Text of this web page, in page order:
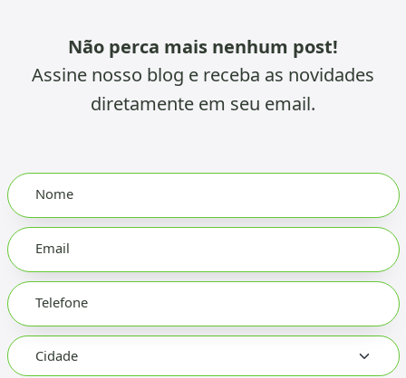
Não perca mais nenhum post!
Assine nosso blog e receba as novidades
diretamente em seu email.
Leave
this
field
blank
Nome
Email
Telefone